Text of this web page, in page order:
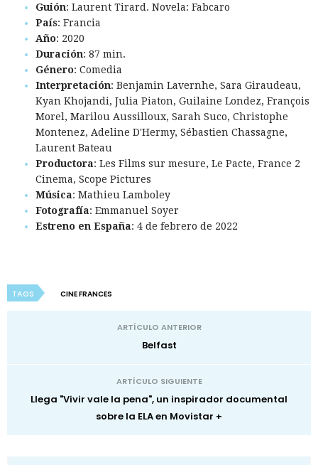
Guión: Laurent Tirard. Novela: Fabcaro
País: Francia
Año: 2020
Duración: 87 min.
Género: Comedia
Interpretación: Benjamin Lavernhe, Sara Giraudeau,
Kyan Khojandi, Julia Piaton, Guilaine Londez, François
Morel, Marilou Aussilloux, Sarah Suco, Christophe
Montenez, Adeline D'Hermy, Sébastien Chassagne,
Laurent Bateau
Productora: Les Films sur mesure, Le Pacte, France 2
Cinema, Scope Pictures
Música: Mathieu Lamboley
Fotografía: Emmanuel Soyer
Estreno en España: 4 de febrero de 2022
TAGS CINE FRANCES
ARTÍCULO ANTERIOR
Belfast
ARTÍCULO SIGUIENTE
Llega "Vivir vale la pena", un inspirador documental
sobre la ELA en Movistar +